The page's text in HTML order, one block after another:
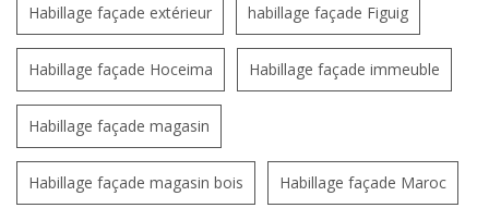
Habillage façade extérieur habillage façade Figuig
Habillage façade Hoceima Habillage façade immeuble
Habillage façade magasin
Habillage façade magasin bois Habillage façade Maroc